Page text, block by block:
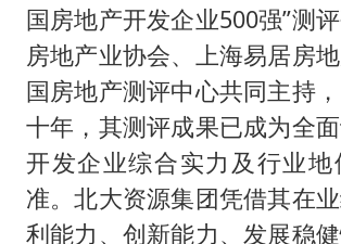
多个明星演唱会
美国AI开始攻击
国房地产开发企业500强”测
房地产业协会、上海易居房
国房地产测评中心共同主持
十年，其测评成果已成为全
开发企业综合实力及行业
准。北大资源集团凭借其在
利能力、创新能力、发展稳